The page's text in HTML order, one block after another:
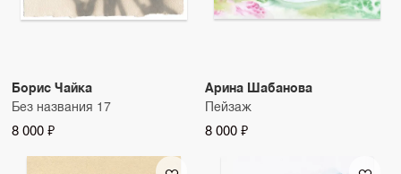
Борис Чайка
Без названия 17
8 000 ₽
Арина Шабанова
Пейзаж
8 000 ₽